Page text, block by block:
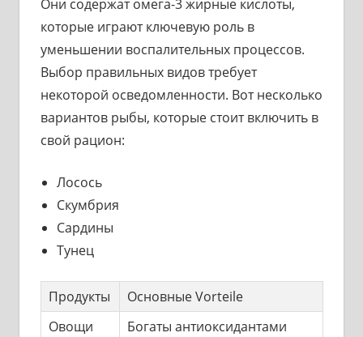
Они содержат омега-3 жирные кислоты,
которые играют ключевую роль в
уменьшении воспалительных процессов.
Выбор правильных видов требует
некоторой осведомленности. Вот несколько
вариантов рыбы, которые стоит включить в
свой рацион:
Лосось
Скумбрия
Сардины
Тунец
Продукты
Основные Vorteile
Овощи
Богаты антиоксидантами